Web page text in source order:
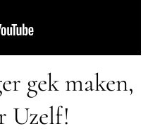
gek maken,
Uzelf!